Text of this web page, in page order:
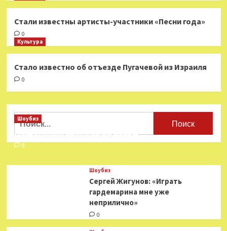
Стали известны артисты-участники «Песни года»
0
Культура
Стало известно об отъезде Пугачевой из Израиля
0
Найти:
Шоубиз
Мошенники взялись за звезд
0
Шоубиз
Сергей Жигунов: «Играть
гардемарина мне уже
неприлично»
0